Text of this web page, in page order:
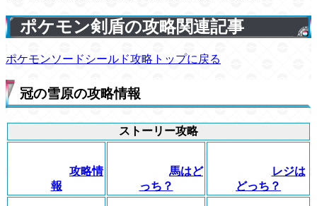
ポケモン剣盾の攻略関連記事
ポケモンソードシールド攻略トップに戻る
冠の雪原の攻略情報
ストーリー攻略
攻略情
報
馬はど
っち？
レジは
どっち？